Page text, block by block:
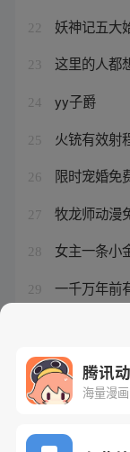
22 妖神记五大
23 这里的人都
24 yy子爵
25 火铳有效射
26 限时宠婚免
27 牧龙师动漫
28 女主一条小
29 一千万年前
妻子结婚了
腾讯
海量漫